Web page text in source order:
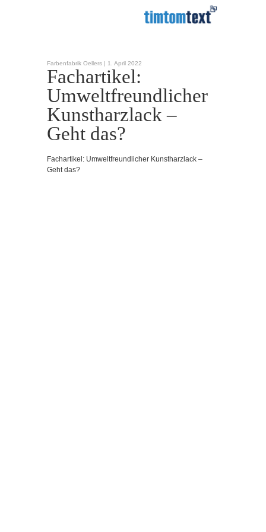
Farbenfabrik Oellers | 1. April 2022
Fachartikel:
Umweltfreundlicher
Kunstharzlack –
Geht das?
Fachartikel: Umweltfreundlicher Kunstharzlack –
Geht das?